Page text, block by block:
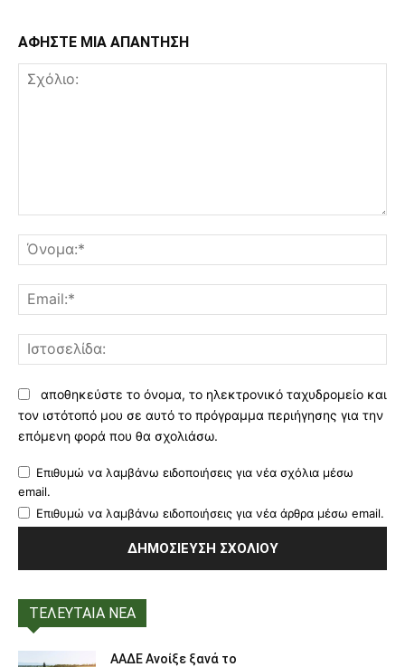
ΑΦΗΣΤΕ ΜΙΑ ΑΠΑΝΤΗΣΗ
αποθηκεύστε το όνομα, το ηλεκτρονικό ταχυδρομείο και
τον ιστότοπό μου σε αυτό το πρόγραμμα περιήγησης για την
επόμενη φορά που θα σχολιάσω.
Επιθυμώ να λαμβάνω ειδοποιήσεις για νέα σχόλια μέσω
email.
Επιθυμώ να λαμβάνω ειδοποιήσεις για νέα άρθρα μέσω email.
ΤΕΛΕΥΤΑΙΑ ΝΕΑ
ΑΑΔΕ Ανοίξε ξανά το